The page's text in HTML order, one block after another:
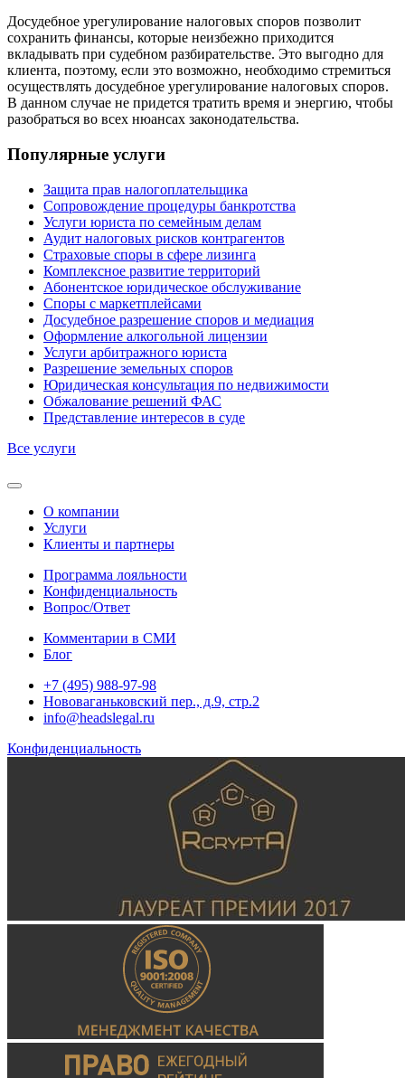
Досудебное урегулирование налоговых споров позволит
сохранить финансы, которые неизбежно приходится
вкладывать при судебном разбирательстве. Это выгодно для
клиента, поэтому, если это возможно, необходимо стремиться
осуществлять досудебное урегулирование налоговых споров.
В данном случае не придется тратить время и энергию, чтобы
разобраться во всех нюансах законодательства.
Популярные услуги
Защита прав налогоплательщика
Сопровождение процедуры банкротства
Услуги юриста по семейным делам
Аудит налоговых рисков контрагентов
Страховые споры в сфере лизинга
Комплексное развитие территорий
Абонентское юридическое обслуживание
Споры с маркетплейсами
Досудебное разрешение споров и медиация
Оформление алкогольной лицензии
Услуги арбитражного юриста
Разрешение земельных споров
Юридическая консультация по недвижимости
Обжалование решений ФАС
Представление интересов в суде
Все услуги
О компании
Услуги
Клиенты и партнеры
Программа лояльности
Конфиденциальность
Вопрос/Ответ
Комментарии в СМИ
Блог
+7 (495) 988-97-98
Нововаганьковский пер., д.9, стр.2
info@headslegal.ru
Конфиденциальность